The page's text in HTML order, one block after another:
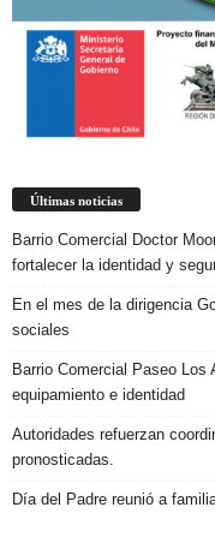
Últimas noticias
Barrio Comercial Doctor
fortalecer la identidad y
En el mes de la dirigencia
sociales
Barrio Comercial Paseo
equipamiento e identidad
Autoridades refuerzan
pronosticadas.
Día del Padre reunió a